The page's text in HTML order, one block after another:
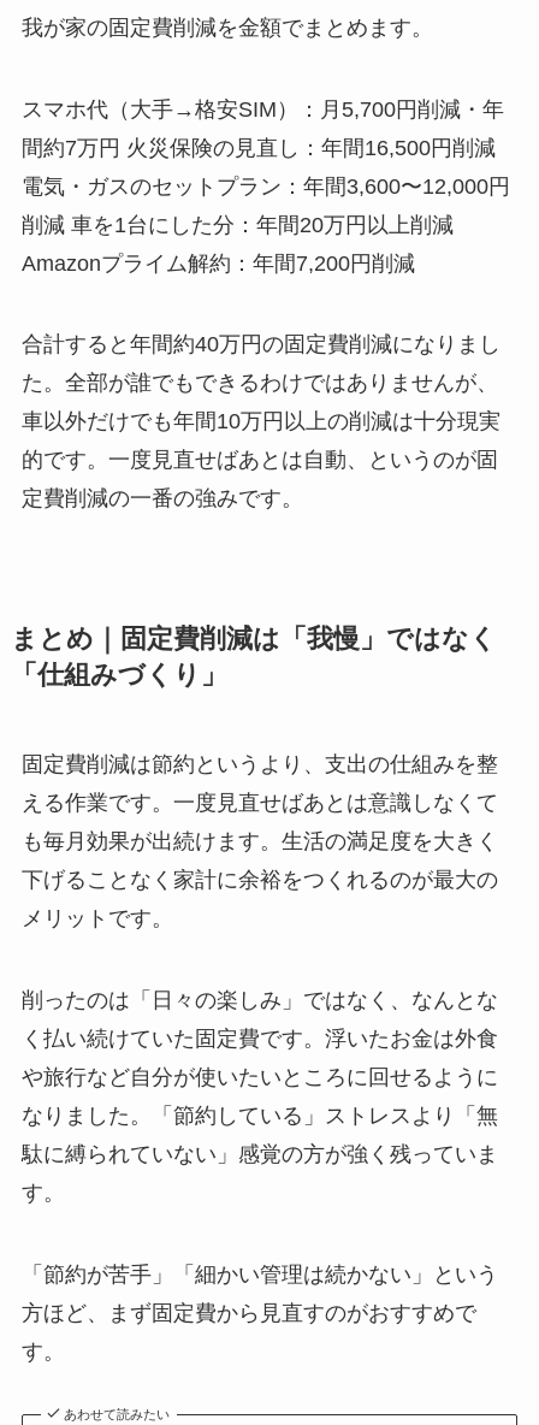
我が家の固定費削減を金額でまとめます。
スマホ代（大手→格安SIM）：月5,700円削減・年
間約7万円 火災保険の見直し：年間16,500円削減
電気・ガスのセットプラン：年間3,600〜12,000円
削減 車を1台にした分：年間20万円以上削減
Amazonプライム解約：年間7,200円削減
合計すると年間約40万円の固定費削減になりまし
た。全部が誰でもできるわけではありませんが、
車以外だけでも年間10万円以上の削減は十分現実
的です。一度見直せばあとは自動、というのが固
定費削減の一番の強みです。
まとめ｜固定費削減は「我慢」ではなく
「仕組みづくり」
固定費削減は節約というより、支出の仕組みを整
える作業です。一度見直せばあとは意識しなくて
も毎月効果が出続けます。生活の満足度を大きく
下げることなく家計に余裕をつくれるのが最大の
メリットです。
削ったのは「日々の楽しみ」ではなく、なんとな
く払い続けていた固定費です。浮いたお金は外食
や旅行など自分が使いたいところに回せるように
なりました。「節約している」ストレスより「無
駄に縛られていない」感覚の方が強く残っていま
す。
「節約が苦手」「細かい管理は続かない」という
方ほど、まず固定費から見直すのがおすすめで
す。
あわせて読みたい